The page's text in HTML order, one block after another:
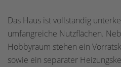
Das Haus ist vollständig
umfangreiche Nutzflächen.
Hobbyraum stehen ein
sowie ein separater